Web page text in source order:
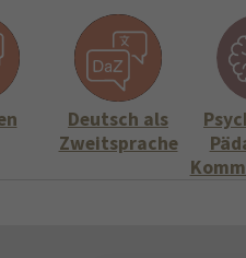
Deutsch als
Zweitsprache